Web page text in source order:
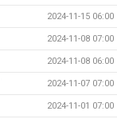
2024-11-15 06:00
2024-11-08 07:00
2024-11-08 06:00
2024-11-07 07:00
2024-11-01 07:00